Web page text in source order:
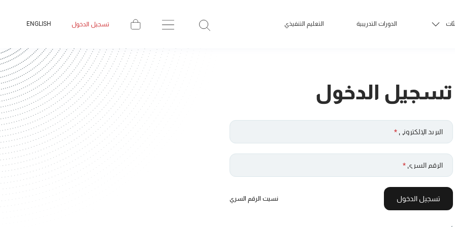
الدورات التدريبية التعليم التنفيذي تسجيل الدخول ENGLISH
تسجيل الدخول
البريد الإلكتروني *
الرقم السري *
تسجيل الدخول نسيت الرقم السري